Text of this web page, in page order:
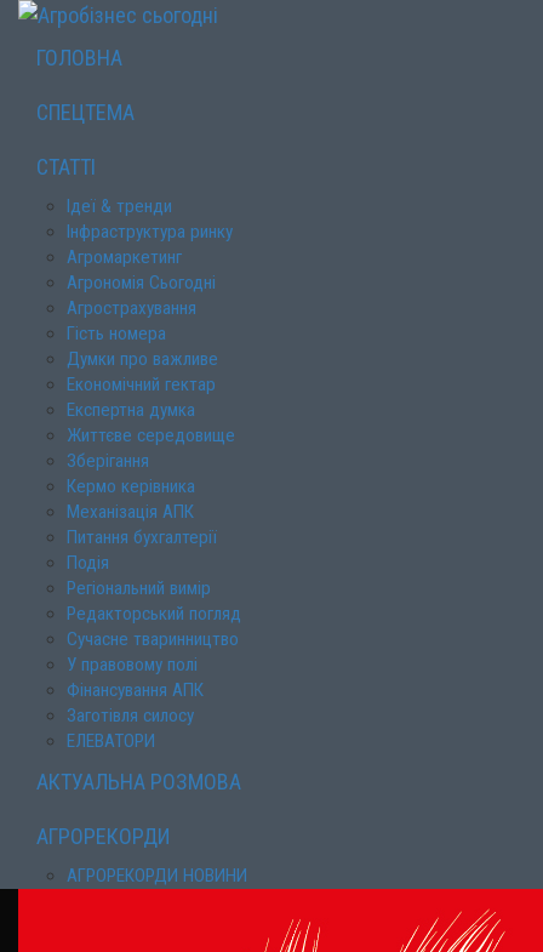
ГОЛОВНА
СПЕЦТЕМА
СТАТТІ
Ідеї & тренди
Інфраструктура ринку
Агромаркетинг
Агрономія Сьогодні
Агрострахування
Гість номера
Думки про важливе
Економічний гектар
Експертна думка
Життєве середовище
Зберігання
Кермо керівника
Механізація АПК
Питання бухгалтерії
Подія
Регіональний вимір
Редакторський погляд
Сучасне тваринництво
У правовому полі
Фінансування АПК
Заготівля силосу
ЕЛЕВАТОРИ
АКТУАЛЬНА РОЗМОВА
АГРОРЕКОРДИ
АГРОРЕКОРДИ НОВИНИ